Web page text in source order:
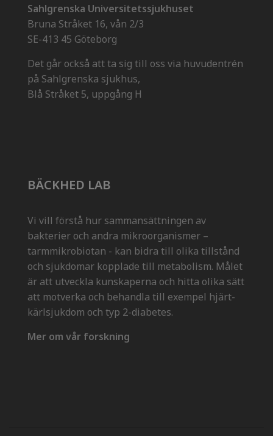
Sahlgrenska Universitetssjukhuset
Bruna Stråket 16, vån 2/3
SE-413 45 Göteborg
Det går också att ta sig till oss via huvudentrén
på Sahlgrenska sjukhus,
Blå Stråket 5, uppgång H
BÄCKHED LAB
Vi vill förstå hur sammansättningen av
bakterier och andra mikroorganismer –
tarmmikrobiotan - kan bidra till olika tillstånd
och sjukdomar kopplade till metabolism. Målet
är att utveckla kunskaperna och hitta olika sätt
att motverka och behandla till exempel hjärt-
kärlsjukdom och typ 2-diabetes.
Mer om vår forskning